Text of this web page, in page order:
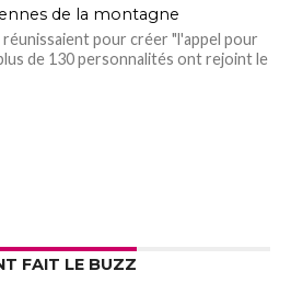
de la montagne
réunissaient pour créer "l'appel pour
de 130 personnalités ont rejoint le
FAIT LE BUZZ